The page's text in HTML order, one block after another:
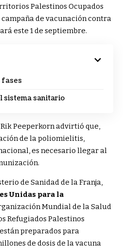
Palestinos Ocupados
de vacunación contra
este 1 de septiembre.
fases
sistema sanitario
Peeperkorn advirtió que,
de la poliomielitis,
es necesario llegar al
de Sanidad de la Franja,
Unidas para la
Mundial de la Salud
Refugiados Palestinos
preparados para
de dosis de la vacuna